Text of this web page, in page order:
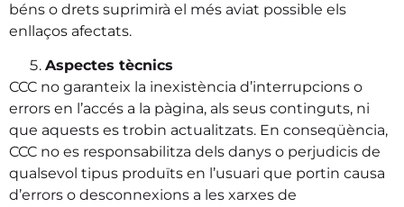
béns o drets suprimirà el més aviat possible els
enllaços afectats.
Aspectes tècnics
CCC no garanteix la inexistència d’interrupcions o
errors en l’accés a la pàgina, als seus continguts, ni
que aquests es trobin actualitzats. En conseqüència,
CCC no es responsabilitza dels danys o perjudicis de
qualsevol tipus produïts en l’usuari que portin causa
d’errors o desconnexions a les xarxes de